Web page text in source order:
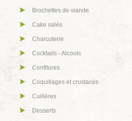
Brochettes de viande
Cake salés
Charcuterie
Cocktails - Alcools
Confitures
Coquillages et crustacés
Cuillères
Desserts